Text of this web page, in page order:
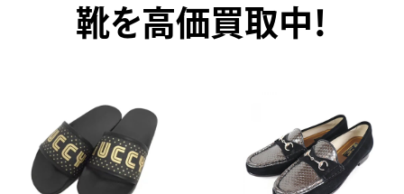
靴を高価買取中！